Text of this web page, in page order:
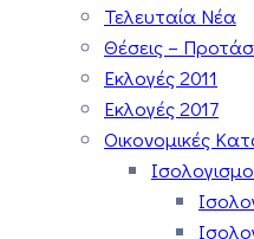
Τελευταία Νέα
Θέσεις –
Εκλογές 2011
Εκλογές 2017
Οικονομικές